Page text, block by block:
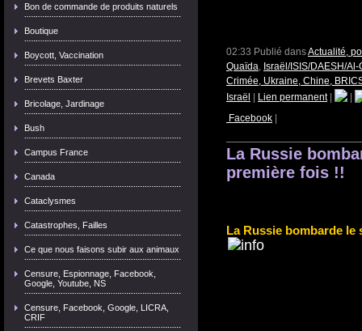
Bon de commande de produits naturels
Boutique
Boycott, Vaccination
Brevets Baxter
Bricolage, Jardinage
Bush
Campus France
Canada
Cataclysmes
Catastrophes, Failles
Ce que nous faisons subir aux animaux
Censure, Espionnage, Facebook,
Google, Youtube, NS
Censure, Facebook, Google, LICRA,
CRIF
02:33 Publié dansActualité,
Quaïda, Israël/ISIS/DAESH/
Crimée, Ukraine, Chine,
Israël
Lien permanent|
Facebook
La Russie
première fois !!
La Russie bombarde le